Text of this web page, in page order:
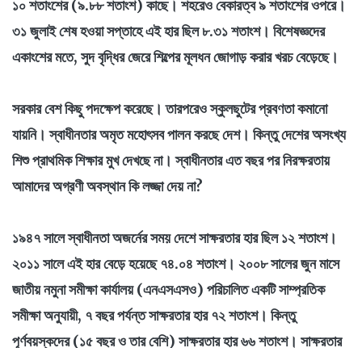
১০ শতাংশের (৯.৮৮ শতাংশ) কাছে। শহরেও বেকারত্ব ৯ শতাংশের ওপরে।
৩১ জুলাই শেষ হওয়া সপ্তাহে এই হার ছিল ৮.৩১ শতাংশ। বিশেষজ্ঞদের
একাংশের মতে, সুদ বৃদ্ধির জেরে শিল্পের মূলধন জোগাড় করার খরচ বেড়েছে।
সরকার বেশ কিছু পদক্ষেপ করেছে। তারপরেও স্কুলছুটের প্রবণতা কমানো
যায়নি। স্বাধীনতার অমৃত মহোৎসব পালন করছে দেশ। কিন্তু দেশের অসংখ্য
শিশু প্রাথমিক শিক্ষার মুখ দেখছে না। স্বাধীনতার এত বছর পর নিরক্ষরতায়
আমাদের অগ্রণী অবস্থান কি লজ্জা দেয় না?
১৯৪৭ সালে স্বাধীনতা অজর্নের সময় দেশে সাক্ষরতার হার ছিল ১২ শতাংশ।
২০১১ সালে এই হার বেড়ে হয়েছে ৭৪.০৪ শতাংশ। ২০০৮ সালের জুন মাসে
জাতীয় নমুনা সমীক্ষা কার্যালয় (এনএসএসও) পরিচালিত একটি সাম্প্রতিক
সমীক্ষা অনুযায়ী, ৭ বছর পর্যন্ত সাক্ষরতার হার ৭২ শতাংশ। কিন্তু
পূর্ণবয়স্কদের (১৫ বছর ও তার বেশি) সাক্ষরতার হার ৬৬ শতাংশ। সাক্ষরতার